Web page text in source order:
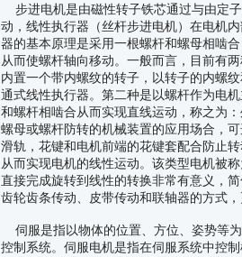
步进电机是由磁性转子铁芯通过与由定
动，线性执行器（丝杆步进电机）在电机
器的基本原理是采用一根螺杆和螺母相啮
从而使螺杆轴向移动。一般而言，目前有
内置一个带内螺纹的转子，以转子的内螺
通式线性执行器。第二种是以螺杆作为电
和螺杆相啮合从而实现直线运动，称之为
螺母或螺杆防转的机械装置的应用场合，
滑轨，花键和电机前端的花键套配合防止
从而实现电机的线性运动。该类型电机被
直接完成旋转到线性的转换非常有意义，
齿轮齿条传动、皮带传动和联轴器的方式
伺服是指以物体的位置、方位、姿势等
控制系统。伺服电机是指在伺服系统中控